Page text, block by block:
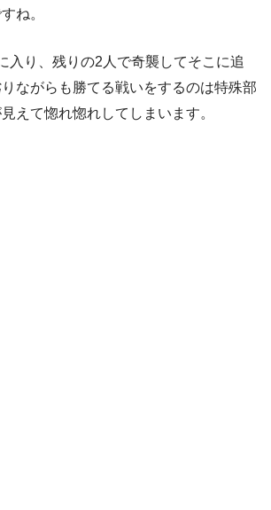
ね。
り、残りの2人で奇襲してそこに追
ながらも勝てる戦いをするのは特殊部
えて惚れ惚れしてしまいます。